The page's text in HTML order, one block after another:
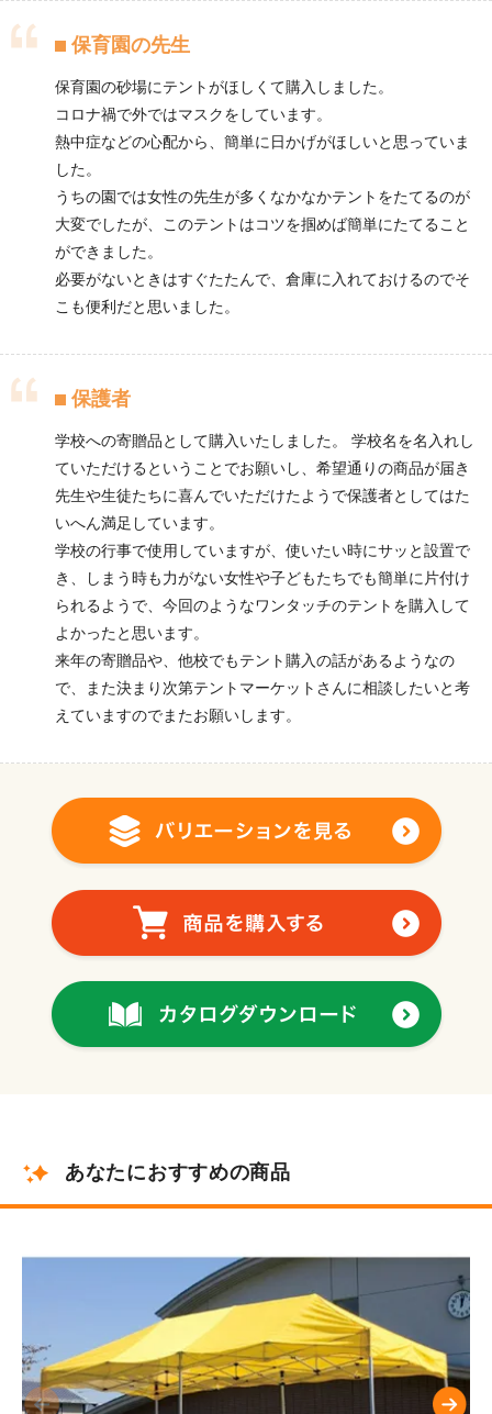
保育園の先生
保育園の砂場にテントがほしくて購入しました。
コロナ禍で外ではマスクをしています。
熱中症などの心配から、簡単に日かげがほしいと思っていま
した。
うちの園では女性の先生が多くなかなかテントをたてるのが
大変でしたが、このテントはコツを掴めば簡単にたてること
ができました。
必要がないときはすぐたたんで、倉庫に入れておけるのでそ
こも便利だと思いました。
保護者
学校への寄贈品として購入いたしました。 学校名を名入れし
ていただけるということでお願いし、希望通りの商品が届き
先生や生徒たちに喜んでいただけたようで保護者としてはた
いへん満足しています。
学校の行事で使用していますが、使いたい時にサッと設置で
き、しまう時も力がない女性や子どもたちでも簡単に片付け
られるようで、今回のようなワンタッチのテントを購入して
よかったと思います。
来年の寄贈品や、他校でもテント購入の話があるようなの
で、また決まり次第テントマーケットさんに相談したいと考
えていますのでまたお願いします。
あなたにおすすめの商品